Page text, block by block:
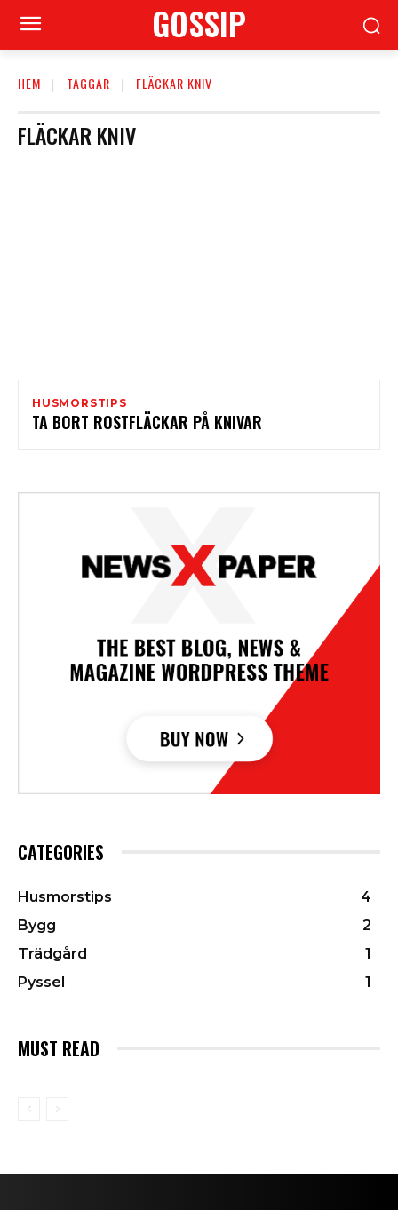
GOSSIP
HEM TAGGAR FLÄCKAR KNIV
FLÄCKAR KNIV
HUSMORSTIPS
TA BORT ROSTFLÄCKAR PÅ KNIVAR
CATEGORIES
Husmorstips
4
Bygg
2
Trädgård
1
Pyssel
1
MUST READ